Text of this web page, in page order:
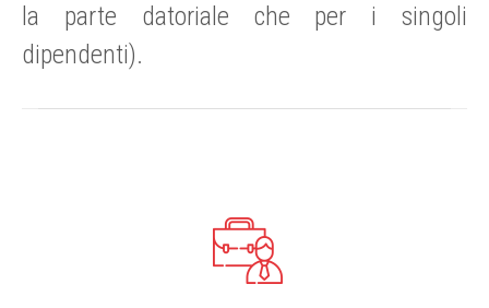
la parte datoriale che per i singoli
dipendenti).